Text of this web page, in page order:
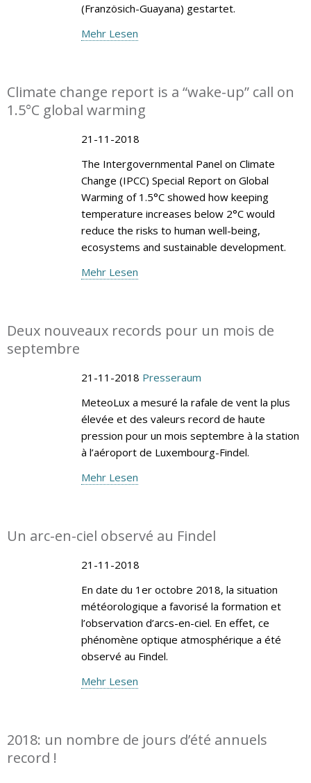
(Französich-Guayana) gestartet.
Mehr Lesen
Climate change report is a “wake-up” call on
1.5°C global warming
21-11-2018
The Intergovernmental Panel on Climate
Change (IPCC) Special Report on Global
Warming of 1.5°C showed how keeping
temperature increases below 2°C would
reduce the risks to human well-being,
ecosystems and sustainable development.
Mehr Lesen
Deux nouveaux records pour un mois de
septembre
21-11-2018 Presseraum
MeteoLux a mesuré la rafale de vent la plus
élevée et des valeurs record de haute
pression pour un mois septembre à la station
à l’aéroport de Luxembourg-Findel.
Mehr Lesen
Un arc-en-ciel observé au Findel
21-11-2018
En date du 1er octobre 2018, la situation
météorologique a favorisé la formation et
l’observation d’arcs-en-ciel. En effet, ce
phénomène optique atmosphérique a été
observé au Findel.
Mehr Lesen
2018: un nombre de jours d’été annuels
record !